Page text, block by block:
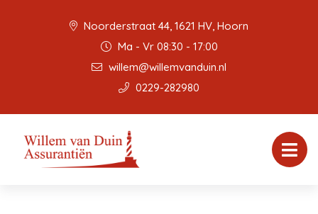
Noorderstraat 44, 1621 HV, Hoorn
Ma - Vr 08:30 - 17:00
willem@willemvanduin.nl
0229-282980